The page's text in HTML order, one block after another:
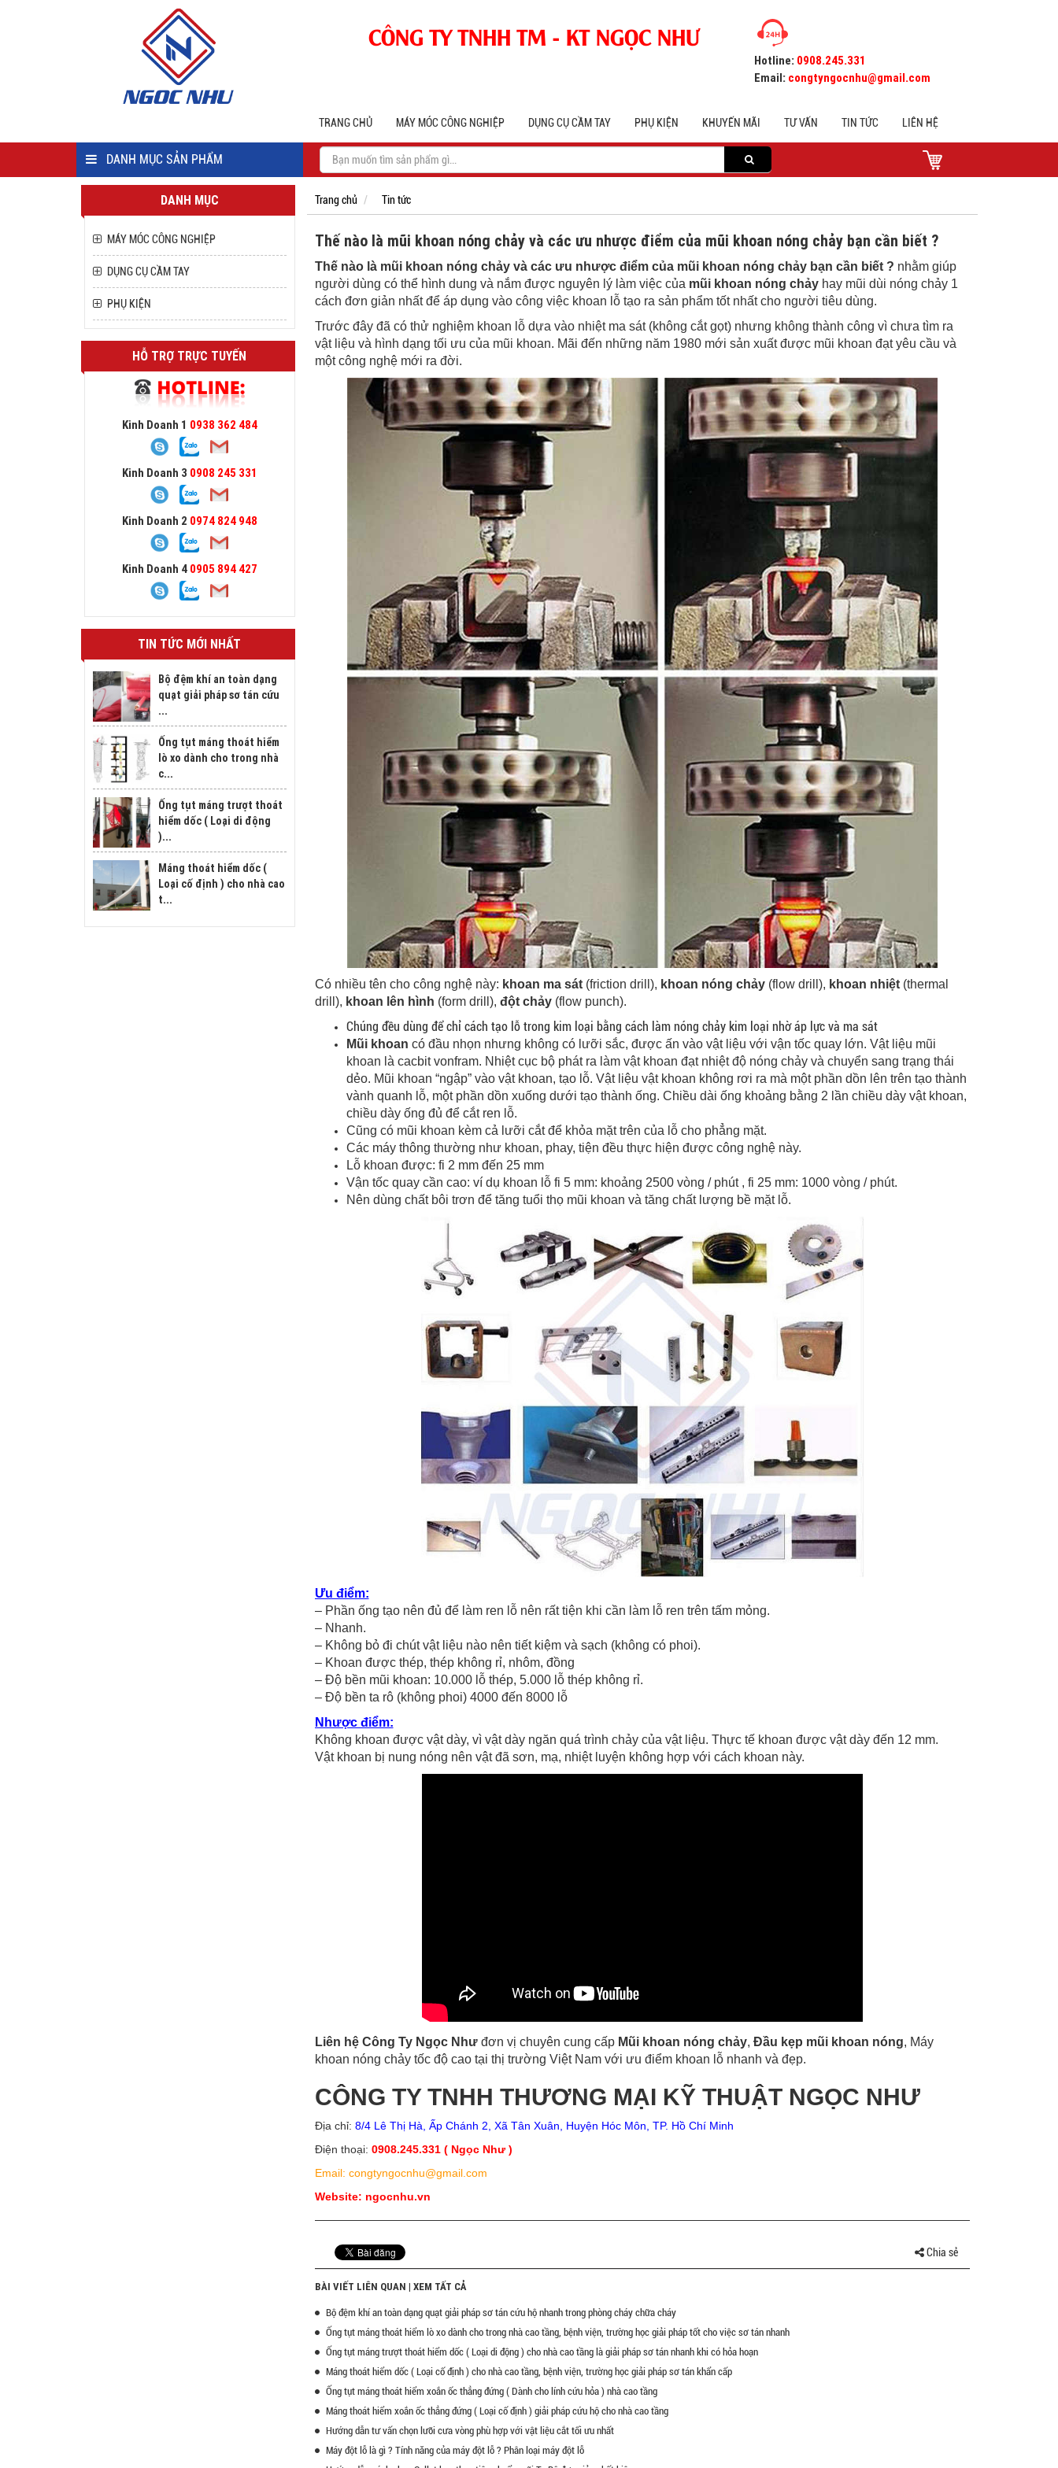
CÔNG TY TNHH TM - KT NGỌC NHƯ
Hotline: 0908.245.331
Email: congtyngocnhu@gmail.com
TRANG CHỦ MÁY MÓC CÔNG NGHIỆP DỤNG CỤ CẦM TAY PHỤ KIỆN KHUYẾN MÃI TƯ VẤN TIN TỨC LIÊN HỆ
DANH MỤC SẢN PHẨM
DANH MỤC
MÁY MÓC CÔNG NGHIỆP
DỤNG CỤ CẦM TAY
PHỤ KIỆN
HỖ TRỢ TRỰC TUYẾN
Kinh Doanh 1 0938 362 484
Kinh Doanh 3 0908 245 331
Kinh Doanh 2 0974 824 948
Kinh Doanh 4 0905 894 427
TIN TỨC MỚI NHẤT
Bộ đệm khí an toàn dạng
quạt giải pháp sơ tán cứu
...
Ống tụt máng thoát hiểm
lò xo dành cho trong nhà
c...
Ống tụt máng trượt thoát
hiểm dốc ( Loại di động
)...
Máng thoát hiểm dốc (
Loại cố định ) cho nhà cao
t...
Trang chủ Tin tức
Thế nào là mũi khoan nóng chảy và các ưu nhược điểm của mũi khoan nóng chảy bạn cần biết ?
Thế nào là mũi khoan nóng chảy và các ưu nhược điểm của mũi khoan nóng chảy bạn cần biết ? nhằm giúp
người dùng có thể hình dung và nắm được nguyên lý làm việc của mũi khoan nóng chảyhay mũi dùi nóng chảy 1
cách đơn giản nhất để áp dụng vào công việc khoan lỗ tạo ra sản phẩm tốt nhất cho người tiêu dùng.
Trước đây đã có thử nghiệm khoan lỗ dựa vào nhiệt ma sát (không cắt gọt) nhưng không thành công vì chưa tìm ra
vật liệu và hình dạng tối ưu của mũi khoan. Mãi đến những năm 1980 mới sản xuất được mũi khoan đạt yêu cầu và
một công nghệ mới ra đời.
Có nhiều tên cho công nghệ này: khoan ma sát(friction drill), khoan nóng chảy(flow drill), khoan nhiệt(thermal
drill), khoan lên hình (form drill), đột chảy(flow punch).
Chúng đều dùng để chỉ cách tạo lỗ trong kim loại bằng cách làm nóng chảy kim loại nhờ áp lực và ma sát
Mũi khoan có đầu nhọn nhưng không có lưỡi sắc, được ấn vào vật liệu với vận tốc quay lớn. Vật liệu mũi
khoan là cacbit vonfram. Nhiệt cục bộ phát ra làm vật khoan đạt nhiệt độ nóng chảy và chuyển sang trạng thái
dẻo. Mũi khoan “ngập” vào vật khoan, tạo lỗ. Vật liệu vật khoan không rơi ra mà một phần dồn lên trên tạo thành
vành quanh lỗ, một phần dồn xuống dưới tạo thành ống. Chiều dài ống khoảng bằng 2 lần chiều dày vật khoan,
chiều dày ống đủ để cắt ren lỗ.
Cũng có mũi khoan kèm cả lưỡi cắt để khỏa mặt trên của lỗ cho phẳng mặt.
Các máy thông thường như khoan, phay, tiện đều thực hiện được công nghệ này.
Lỗ khoan được: fi 2 mm đến 25 mm
Vận tốc quay cần cao: ví dụ khoan lỗ fi 5 mm: khoảng 2500 vòng / phút , fi 25 mm: 1000 vòng / phút.
Nên dùng chất bôi trơn để tăng tuổi thọ mũi khoan và tăng chất lượng bề mặt lỗ.
Ưu điểm:
– Phần ống tạo nên đủ để làm ren lỗ nên rất tiện khi cần làm lỗ ren trên tấm mỏng.
– Nhanh.
– Không bỏ đi chút vật liệu nào nên tiết kiệm và sạch (không có phoi).
– Khoan được thép, thép không rỉ, nhôm, đồng
– Độ bền mũi khoan: 10.000 lỗ thép, 5.000 lỗ thép không rỉ.
– Độ bền ta rô (không phoi) 4000 đến 8000 lỗ
Nhược điểm:
Không khoan được vật dày, vì vật dày ngăn quá trình chảy của vật liệu. Thực tế khoan được vật dày đến 12 mm.
Vật khoan bị nung nóng nên vật đã sơn, mạ, nhiệt luyện không hợp với cách khoan này.
Liên hệ Công Ty Ngọc Nhưđơn vị chuyên cung cấp Mũi khoan nóng chảy, Đầu kẹp mũi khoan nóng, Máy
khoan nóng chảy tốc độ cao tại thị trường Việt Nam với ưu điểm khoan lỗ nhanh và đẹp.
CÔNG TY TNHH THƯƠNG MẠI KỸ THUẬT NGỌC NHƯ
Địa chỉ: 8/4 Lê Thị Hà, Ấp Chánh 2, Xã Tân Xuân, Huyện Hóc Môn, TP. Hồ Chí Minh
Điện thoại: 0908.245.331 ( Ngọc Như )
Email: congtyngocnhu@gmail.com
Website: ngocnhu.vn
Chia sẻ
BÀI VIẾT LIÊN QUAN | XEM TẤT CẢ
Bộ đệm khí an toàn dạng quạt giải pháp sơ tán cứu hộ nhanh trong phòng cháy chữa cháy
Ống tụt máng thoát hiểm lò xo dành cho trong nhà cao tầng, bệnh viện, trường học giải pháp tốt cho việc sơ tán nhanh
Ống tụt máng trượt thoát hiểm dốc ( Loại di động ) cho nhà cao tầng là giải pháp sơ tán nhanh khi có hỏa hoạn
Máng thoát hiểm dốc ( Loại cố định ) cho nhà cao tầng, bệnh viện, trường học giải pháp sơ tán khẩn cấp
Ống tụt máng thoát hiểm xoắn ốc thẳng đứng ( Dành cho lính cứu hỏa ) nhà cao tầng
Máng thoát hiểm xoắn ốc thẳng đứng ( Loại cố định ) giải pháp cứu hộ cho nhà cao tầng
Hướng dẫn tư vấn chọn lưỡi cưa vòng phù hợp với vật liệu cắt tối ưu nhất
Máy đột lỗ là gì ? Tính năng của máy đột lỗ ? Phân loại máy đột lỗ